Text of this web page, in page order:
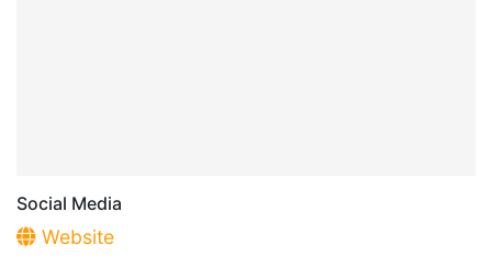
Social Media
Website